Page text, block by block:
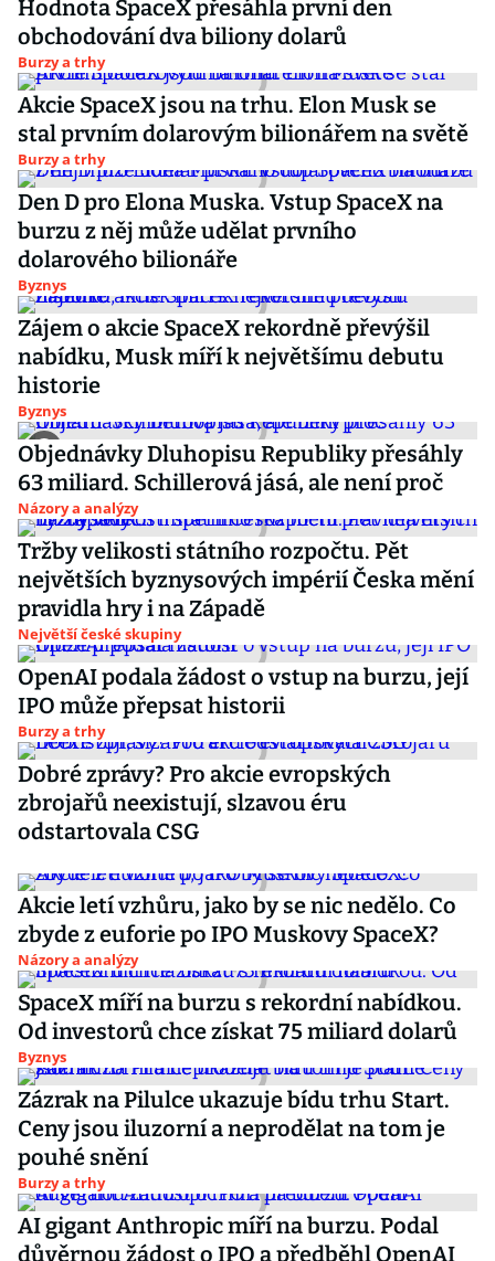
Hodnota SpaceX přesáhla první den
obchodování dva biliony dolarů
Burzy a trhy
Akcie SpaceX jsou na trhu. Elon Musk se
stal prvním dolarovým bilionářem na světě
Burzy a trhy
Den D pro Elona Muska. Vstup SpaceX na
burzu z něj může udělat prvního
dolarového bilionáře
Byznys
Zájem o akcie SpaceX rekordně převýšil
nabídku, Musk míří k největšímu debutu
historie
Byznys
Objednávky Dluhopisu Republiky přesáhly
63 miliard. Schillerová jásá, ale není proč
Názory a analýzy
Tržby velikosti státního rozpočtu. Pět
největších byznysových impérií Česka mění
pravidla hry i na Západě
Největší české skupiny
OpenAI podala žádost o vstup na burzu, její
IPO může přepsat historii
Burzy a trhy
Dobré zprávy? Pro akcie evropských
zbrojařů neexistují, slzavou éru
odstartovala CSG
Akcie letí vzhůru, jako by se nic nedělo. Co
zbyde z euforie po IPO Muskovy SpaceX?
Názory a analýzy
SpaceX míří na burzu s rekordní nabídkou.
Od investorů chce získat 75 miliard dolarů
Byznys
Zázrak na Pilulce ukazuje bídu trhu Start.
Ceny jsou iluzorní a neprodělat na tom je
pouhé snění
Burzy a trhy
AI gigant Anthropic míří na burzu. Podal
důvěrnou žádost o IPO a předběhl OpenAI